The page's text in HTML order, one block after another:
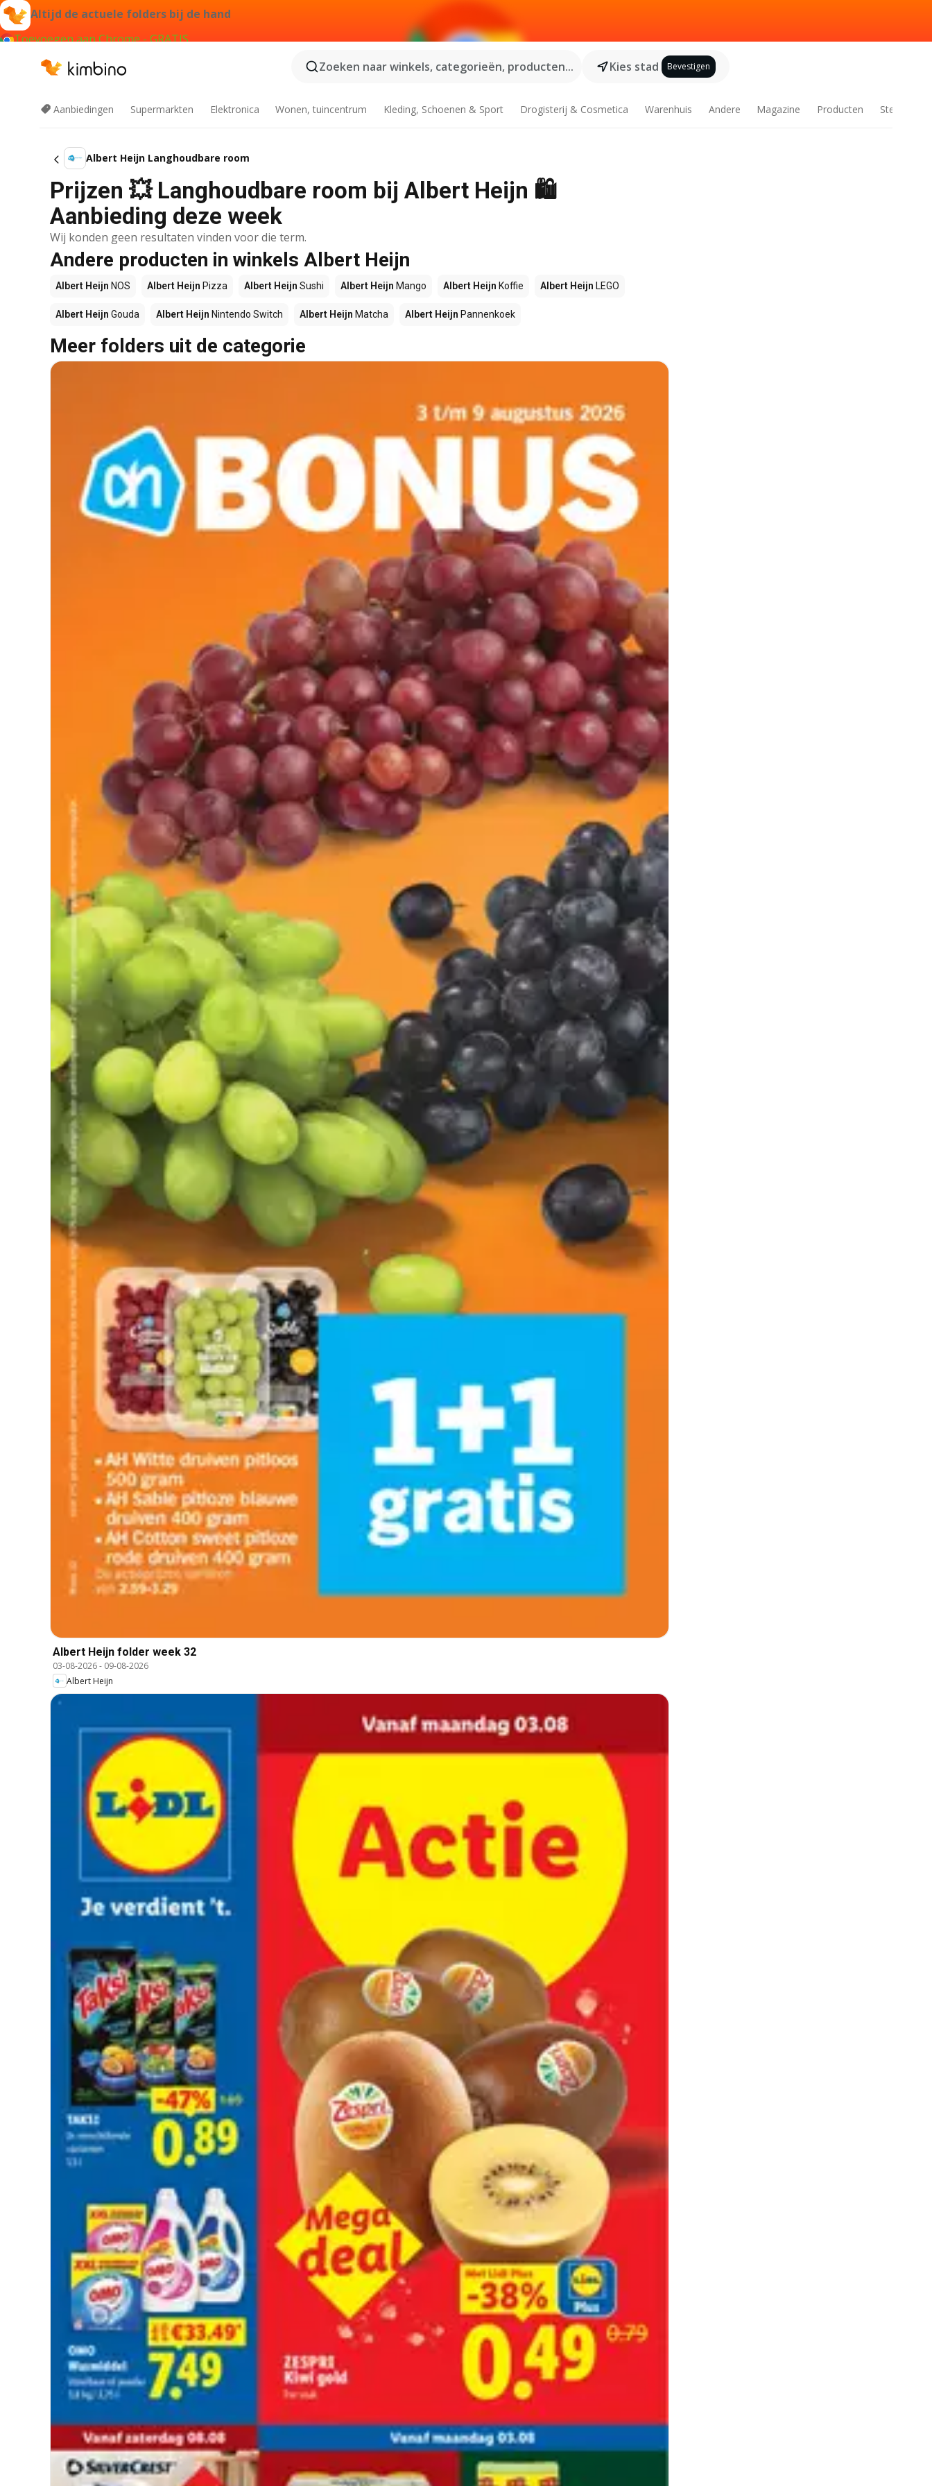
Altijd de actuele folders bij de hand
Toevoegen aan Chrome - GRATIS
Zoeken naar winkels, categorieën, producten...
Kies stad Bevestigen
Aanbiedingen Supermarkten Elektronica Wonen, tuincentrum Kleding, Schoenen & Sport Drogisterij & Cosmetica Warenhuis Andere Magazine Producten Steden
Albert Heijn Langhoudbare room
Prijzen 💥 Langhoudbare room bij Albert Heijn 🛍️
Aanbieding deze week
Wij konden geen resultaten vinden voor die term.
Andere producten in winkels Albert Heijn
Albert Heijn NOS Albert Heijn Pizza Albert Heijn Sushi Albert Heijn Mango Albert Heijn Koffie Albert Heijn LEGO
Albert Heijn Gouda Albert Heijn Nintendo Switch Albert Heijn Matcha Albert Heijn Pannenkoek
Meer folders uit de categorie
Albert Heijn folder week 32
03-08-2026- 09-08-2026
Albert Heijn